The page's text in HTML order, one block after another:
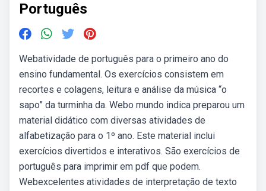
Português
Webatividade de português para o primeiro ano do
ensino fundamental. Os exercícios consistem em
recortes e colagens, leitura e análise da música “o
sapo” da turminha da. Webo mundo indica preparou um
material didático com diversas atividades de
alfabetização para o 1º ano. Este material inclui
exercícios divertidos e interativos. São exercícios de
português para imprimir em pdf que podem.
Webexcelentes atividades de interpretação de texto